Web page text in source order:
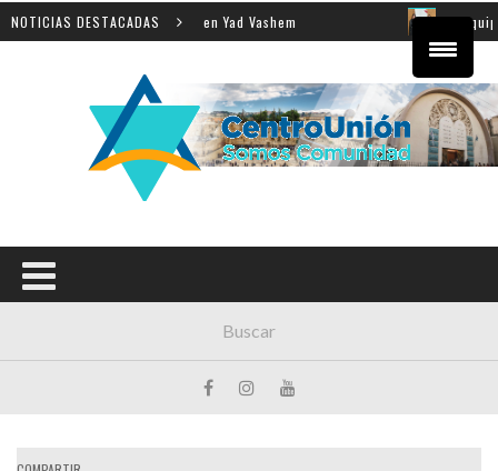
NOTICIAS DESTACADAS
de la Shoá en Yad Vashem El equipo